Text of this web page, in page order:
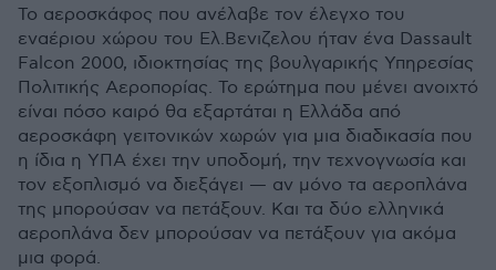
Το αεροσκάφος που ανέλαβε τον έλεγχο του
εναέριου χώρου του Ελ.Βενιζελου ήταν ένα Dassault
Falcon 2000, ιδιοκτησίας της βουλγαρικής Υπηρεσίας
Πολιτικής Αεροπορίας. Το ερώτημα που μένει ανοιχτό
είναι πόσο καιρό θα εξαρτάται η Ελλάδα από
αεροσκάφη γειτονικών χωρών για μια διαδικασία που
η ίδια η ΥΠΑ έχει την υποδομή, την τεχνογνωσία και
τον εξοπλισμό να διεξάγει — αν μόνο τα αεροπλάνα
της μπορούσαν να πετάξουν. Και τα δύο ελληνικά
αεροπλάνα δεν μπορούσαν να πετάξουν για ακόμα
μια φορά.